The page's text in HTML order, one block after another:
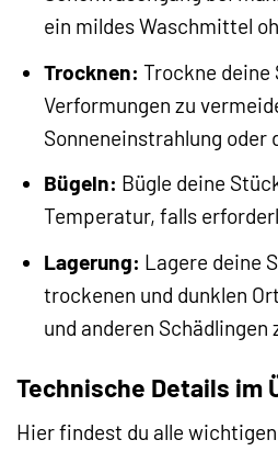
ein mildes Waschmittel
Trocknen: Trockne deine
Verformungen zu
Sonneneinstrahlung oder
Bügeln: Bügle deine
Temperatur, falls
Lagerung: Lagere deine
trockenen und dunklen
und anderen Schädlingen
Technische Details im
Hier findest du alle